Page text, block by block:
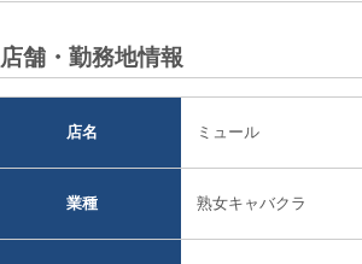
店舗・勤務地情報
店名 ミュール
業種 熟女キャバクラ